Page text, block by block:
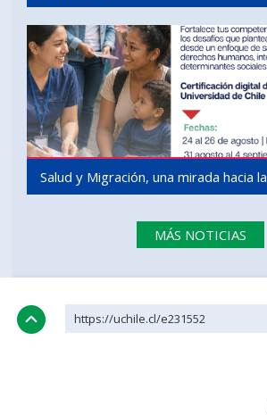
Salud y Migración, una mirada hacia
MÁS NOTICIAS
https://uchile.cl/e231552